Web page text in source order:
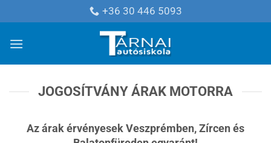
to
content
+36 30 446 5093
JOGOSÍTVÁNY ÁRAK MOTORRA
Az árak érvényesek Veszprémben, Zírcen és